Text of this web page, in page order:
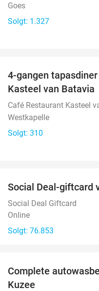
Goes
Solgt: 1.327
4-gangen
Kasteel van Batavia
Café Restaurant Kasteel
Westkapelle
Solgt: 310
Social Deal-giftcard
Social Deal Giftcard
Online
Solgt: 76.853
Complete
Kuzee